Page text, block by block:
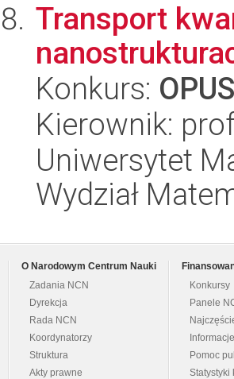
Transport
Konkurs:
Kierownik:
Uniwersytet
Wydział
O Narodowym Centrum Nauki
Zadania NCN
Dyrekcja
Rada NCN
Koordynatorzy
Struktura
Akty prawne
Konkursy
Panele
Pomoc
Statystyki